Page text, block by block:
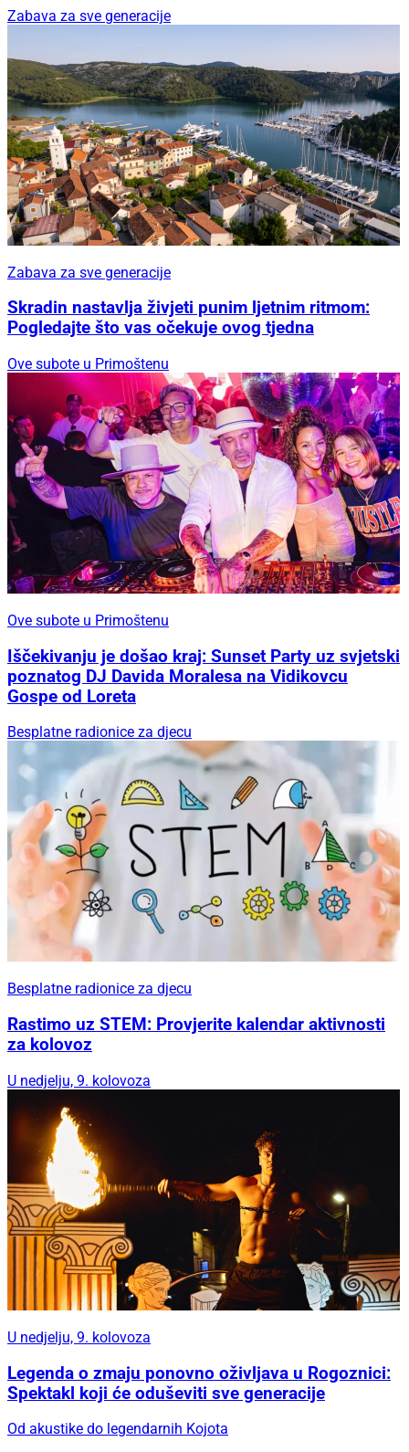
Zabava za sve generacije
Zabava za sve generacije
Skradin nastavlja živjeti punim ljetnim ritmom:
Pogledajte što vas očekuje ovog tjedna
Ove subote u Primoštenu
Ove subote u Primoštenu
Iščekivanju je došao kraj: Sunset Party uz svjetski
poznatog DJ Davida Moralesa na Vidikovcu
Gospe od Loreta
Besplatne radionice za djecu
Besplatne radionice za djecu
Rastimo uz STEM: Provjerite kalendar aktivnosti
za kolovoz
U nedjelju, 9. kolovoza
U nedjelju, 9. kolovoza
Legenda o zmaju ponovno oživljava u Rogoznici:
Spektakl koji će oduševiti sve generacije
Od akustike do legendarnih Kojota